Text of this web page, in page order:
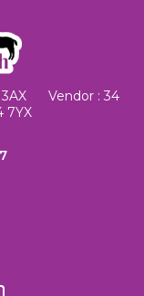
3AX Vendor : 34
7YX